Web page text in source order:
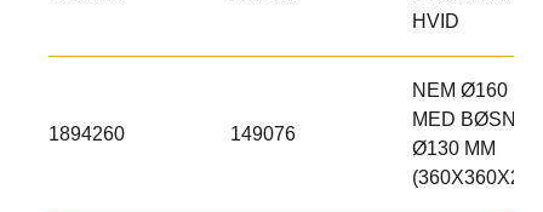
HVID
1894260 149076
NEM Ø160
MED
Ø130 MM